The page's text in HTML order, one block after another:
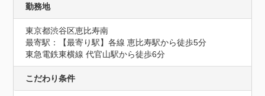
勤務地
東京都渋谷区恵比寿南
最寄駅：【最寄り駅】各線 恵比寿駅から徒歩5分
東急電鉄東横線 代官山駅から徒歩6分
こだわり条件